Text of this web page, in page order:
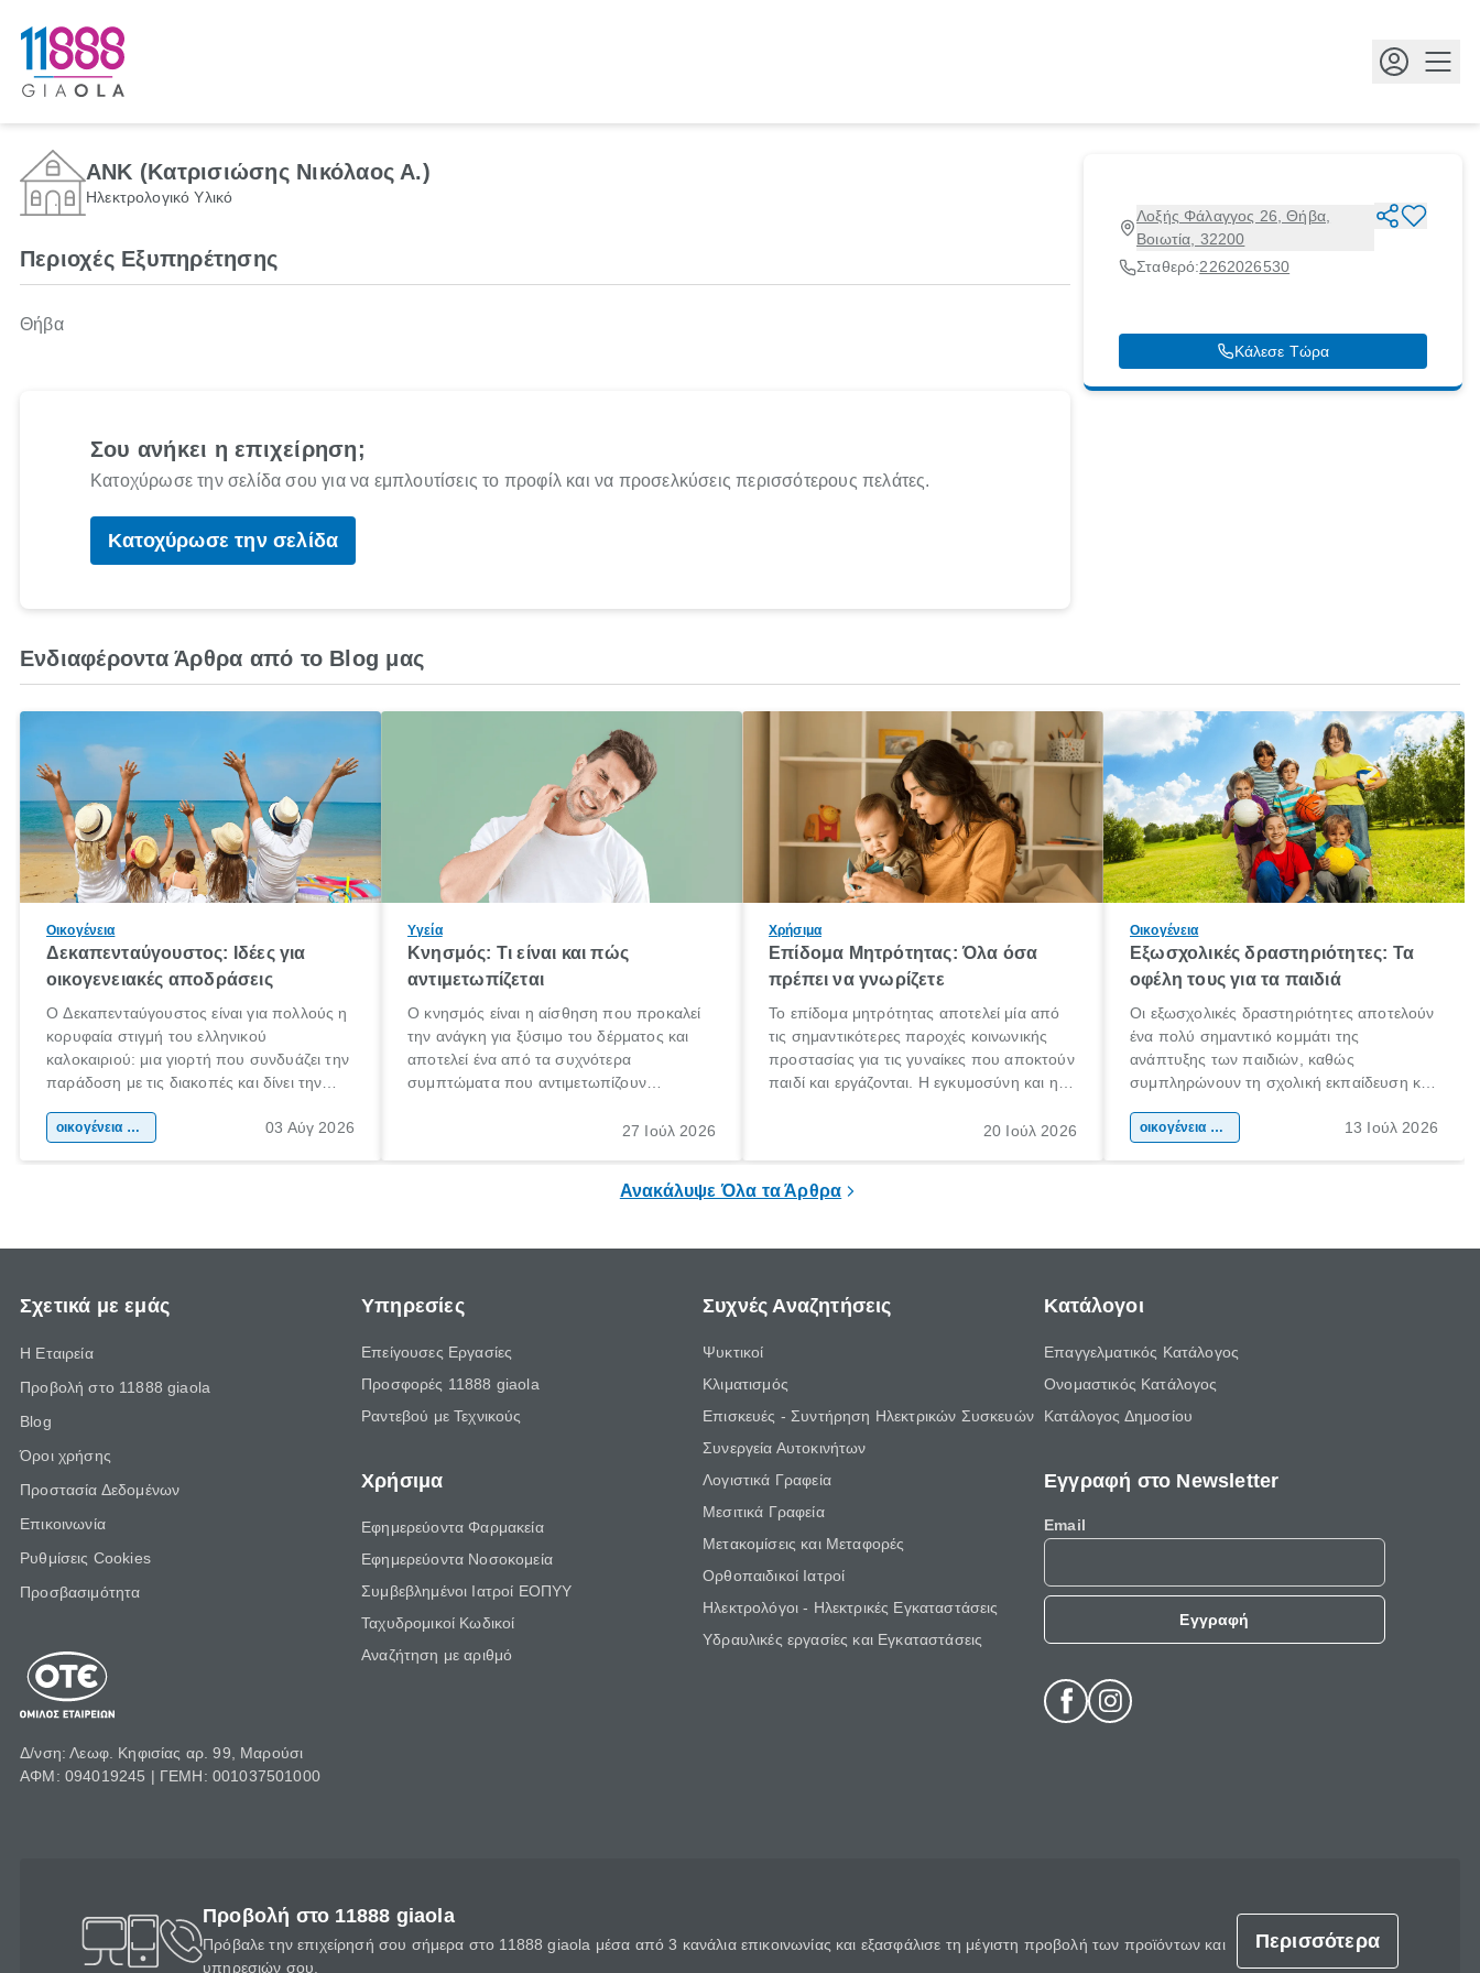
ΑΝΚ (Κατρισιώσης Νικόλαος Α.)
Ηλεκτρολογικό Υλικό
Λοξής Φάλαγγος 26, Θήβα,
Βοιωτία, 32200
Σταθερό:2262026530
Κάλεσε Τώρα
Περιοχές Εξυπηρέτησης
Θήβα
Σου ανήκει η επιχείρηση;
Κατοχύρωσε την σελίδα σου για να εμπλουτίσεις το προφίλ και να προσελκύσεις περισσότερους πελάτες.
Κατοχύρωσε την σελίδα
Ενδιαφέροντα Άρθρα από το Blog μας
Οικογένεια
Δεκαπενταύγουστος: Ιδέες για
οικογενειακές αποδράσεις
Ο Δεκαπενταύγουστος είναι για πολλούς η
κορυφαία στιγμή του ελληνικού
καλοκαιριού: μια γιορτή που συνδυάζει την
παράδοση με τις διακοπές και δίνει την
χώρας. Είτε πρόκειται για λίγες μέρες
οικογένεια & παιδί 03 Αύγ 2026
Υγεία
Κνησμός: Τι είναι και πώς
αντιμετωπίζεται
Ο κνησμός είναι η αίσθηση που προκαλεί
την ανάγκη για ξύσιμο του δέρματος και
αποτελεί ένα από τα συχνότερα
συμπτώματα που αντιμετωπίζουν
πληροφορίες για το «κνησμός τι είναι»,
27 Ιούλ 2026
Χρήσιμα
Επίδομα Μητρότητας: Όλα όσα
πρέπει να γνωρίζετε
Το επίδομα μητρότητας αποτελεί μία από
τις σημαντικότερες παροχές κοινωνικής
προστασίας για τις γυναίκες που αποκτούν
παιδί και εργάζονται. Η εγκυμοσύνη και η
σημαντική περίοδος στη ζωή κάθε20 Ιούλ 2026
Οικογένεια
Εξωσχολικές δραστηριότητες: Τα
οφέλη τους για τα παιδιά
Οι εξωσχολικές δραστηριότητες αποτελούν
ένα πολύ σημαντικό κομμάτι της
ανάπτυξης των παιδιών, καθώς
συμπληρώνουν τη σχολική εκπαίδευση και
της προσωπικότητας, της κοινωνικότητας
οικογένεια & παιδί 13 Ιούλ 2026
Ανακάλυψε Όλα τα Άρθρα
Σχετικά με εμάς
Η Εταιρεία
Προβολή στο 11888 giaola
Blog
Όροι χρήσης
Προστασία Δεδομένων
Επικοινωνία
Ρυθμίσεις Cookies
Προσβασιμότητα
Δ/νση: Λεωφ. Κηφισίας αρ. 99, Μαρούσι
ΑΦΜ: 094019245 | ΓΕΜΗ: 001037501000
Υπηρεσίες
Επείγουσες Εργασίες
Προσφορές 11888 giaola
Ραντεβού με Τεχνικούς
Χρήσιμα
Εφημερεύοντα Φαρμακεία
Εφημερεύοντα Νοσοκομεία
Συμβεβλημένοι Ιατροί ΕΟΠΥΥ
Ταχυδρομικοί Κωδικοί
Αναζήτηση με αριθμό
Συχνές Αναζητήσεις
Ψυκτικοί
Κλιματισμός
Επισκευές - Συντήρηση Ηλεκτρικών Συσκευών
Συνεργεία Αυτοκινήτων
Λογιστικά Γραφεία
Μεσιτικά Γραφεία
Μετακομίσεις και Μεταφορές
Ορθοπαιδικοί Ιατροί
Ηλεκτρολόγοι - Ηλεκτρικές Εγκαταστάσεις
Υδραυλικές εργασίες και Εγκαταστάσεις
Κατάλογοι
Επαγγελματικός Κατάλογος
Ονομαστικός Κατάλογος
Κατάλογος Δημοσίου
Εγγραφή στο Newsletter
Email
Εγγραφή
Προβολή στο 11888 giaola
Πρόβαλε την επιχείρησή σου σήμερα στο 11888 giaola μέσα από 3 κανάλια επικοινωνίας και εξασφάλισε τη μέγιστη προβολή των προϊόντων και
υπηρεσιών σου.
Περισσότερα